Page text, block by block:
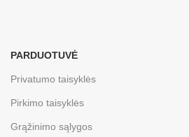
PARDUOTUVĖ
Privatumo taisyklės
Pirkimo taisyklės
Grąžinimo sąlygos